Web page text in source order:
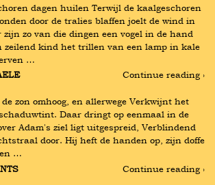
dagen huilen Terwijl de kaalgeschoren
door de tralies blaffen joelt de wind in
zijn zo van die dingen een vogel in de hand
zeilend kind het trillen van een lamp in kale
…
Continue reading ›
zon omhoog, en allerwege Verkwijnt het
Daar dringt op eenmaal in de
Adam's ziel ligt uitgespreid, Verblindend
door. Hij heft de handen op, zijn doffe
…
Continue reading ›